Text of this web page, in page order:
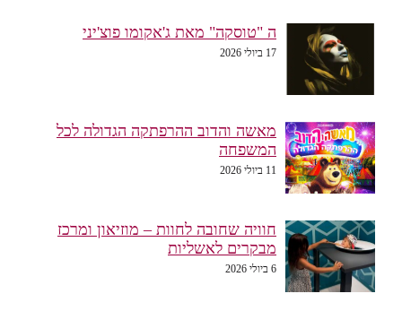
ה "טוסקה" מאת ג'אקומו פוצ'יני
מאשה והדוב ההרפתקה הגדולה לכל
המשפחה
11 ביולי 2026
חוויה שחובה לחוות – מוזיאון ומרכז
מבקרים לאשליות
6 ביולי 2026